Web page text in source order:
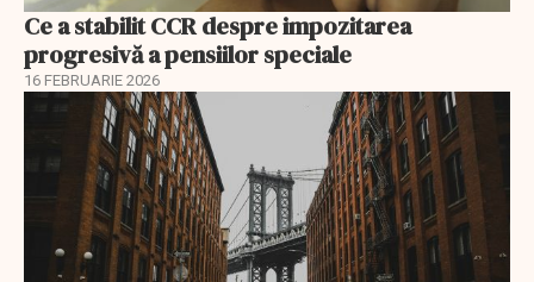
Ce a stabilit CCR despre impozitarea
progresivă a pensiilor speciale
16 FEBRUARIE 2026